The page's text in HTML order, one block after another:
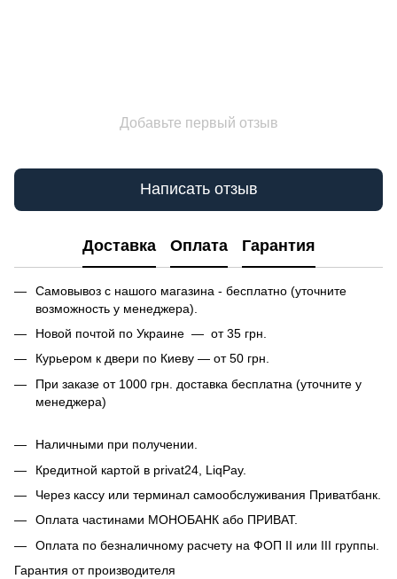
Добавьте первый отзыв
Написать отзыв
Доставка Оплата Гарантия
Самовывоз с нашого магазина - бесплатно (уточните
возможность у менеджера).
Новой почтой по Украине — от 35 грн.
Курьером к двери по Киеву — от 50 грн.
При заказе от 1000 грн. доставка бесплатна (уточните у
менеджера)
Наличными при получении.
Кредитной картой в privat24, LiqPay.
Через кассу или терминал самообслуживания Приватбанк.
Оплата частинами МОНОБАНК або ПРИВАТ.
Оплата по безналичному расчету на ФОП II или III группы.
Гарантия от производителя